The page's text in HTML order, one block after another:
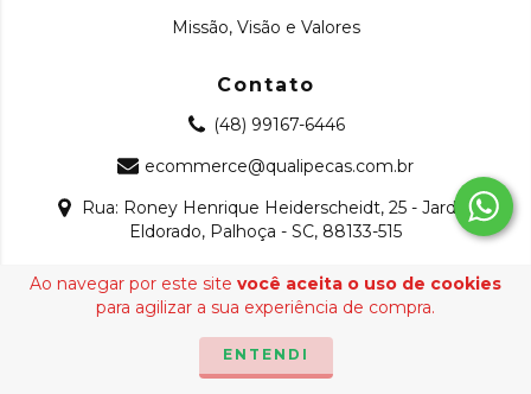
Ao navegar por este site você aceita o uso de cookies
para agilizar a sua experiência de compra.
ENTENDI
Missão, Visão e Valores
Contato
(48) 99167-6446
ecommerce@qualipecas.com.br
Rua: Roney Henrique Heiderscheidt, 25 - Jardim
Eldorado, Palhoça - SC, 88133-515
Copyright Qualipeças - 22509165000126 - 2026. Todos os
direitos reservados.